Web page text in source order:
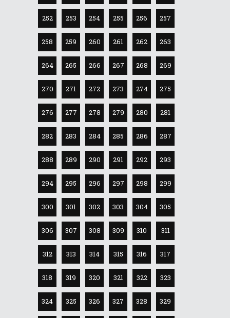
252 253 254 255 256 257
258 259 260 261 262 263
264 265 266 267 268 269
270 271 272 273 274 275
276 277 278 279 280 281
282 283 284 285 286 287
288 289 290 291 292 293
294 295 296 297 298 299
300 301 302 303 304 305
306 307 308 309 310 311
312 313 314 315 316 317
318 319 320 321 322 323
324 325 326 327 328 329